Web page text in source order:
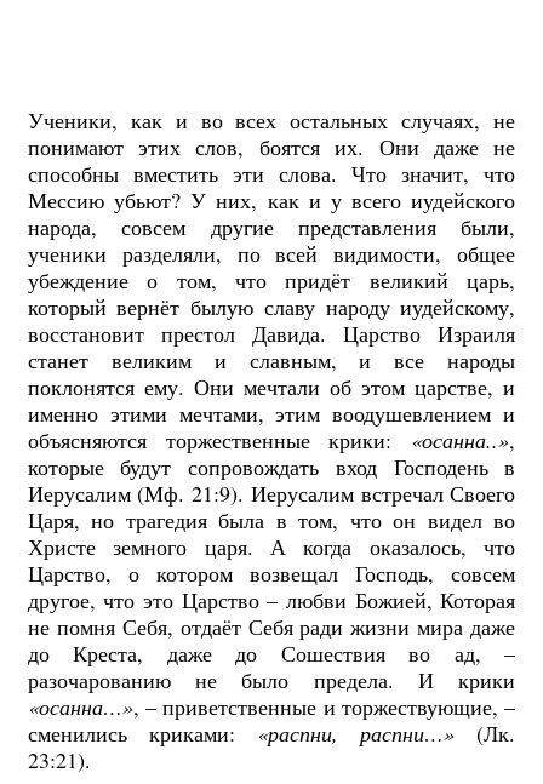
Ученики, как и во всех остальных случаях, не
понимают этих слов, боятся их. Они даже не
способны вместить эти слова. Что значит, что
Мессию убьют? У них, как и у всего иудейского
народа, совсем другие представления были,
ученики разделяли, по всей видимости, общее
убеждение о том, что придёт великий царь,
который вернёт былую славу народу иудейскому,
восстановит престол Давида. Царство Израиля
станет великим и славным, и все народы
поклонятся ему. Они мечтали об этом царстве, и
именно этими мечтами, этим воодушевлением и
объясняются торжественные крики: «осанна..»,
которые будут сопровождать вход Господень в
Иерусалим (Мф. 21:9). Иерусалим встречал Своего
Царя, но трагедия была в том, что он видел во
Христе земного царя. А когда оказалось, что
Царство, о котором возвещал Господь, совсем
другое, что это Царство – любви Божией, Которая
не помня Себя, отдаёт Себя ради жизни мира даже
до Креста, даже до Сошествия во ад, –
разочарованию не было предела. И крики
«осанна…», – приветственные и торжествующие, –
сменились криками: «распни, распни…» (Лк.
23:21).